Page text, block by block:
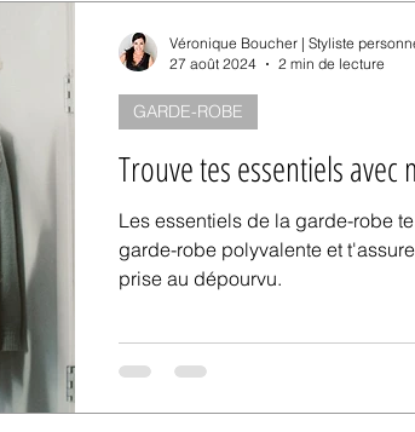
Trouve tes essentiels avec
Les essentiels de la garde-robe
garde-robe polyvalente et
prise au dépourvu.
GARDE-ROBE
Véronique Boucher | Styliste
27 août 2024
2 min de lecture